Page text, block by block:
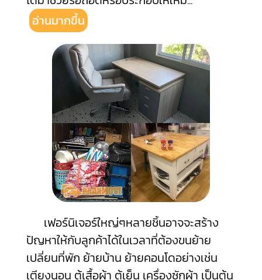
อ่านมากขึ้น
เฟอร์นิเจอร์ใหญ่ๆหลายชิ้นอาจจะสร้าง
ปัญหาให้กับลูกค้าได้ในเวลาที่ต้องขนย้าย
เปลี่ยนที่พัก ย้ายบ้าน ย้ายคอนโดอย่างเช่น
เตียงนอน ตู้เสื้อผ้า ตู้เย็น เครื่องซักผ้า เป็นต้น